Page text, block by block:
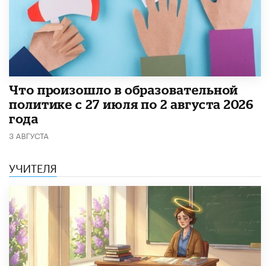
​Что произошло в образовательной
политике с 27 июля по 2 августа 2026
года
3 АВГУСТА
УЧИТЕЛЯ